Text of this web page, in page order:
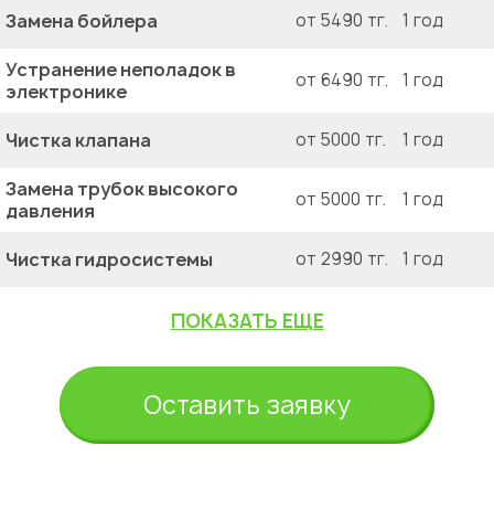
Замена бойлера от 5490 тг. 1 год
Устранение неполадок в
электронике
от 6490 тг. 1 год
Чистка клапана от 5000 тг. 1 год
Замена трубок высокого
давления
от 5000 тг. 1 год
Чистка гидросистемы от 2990 тг. 1 год
ПОКАЗАТЬ ЕЩЕ
Оставить заявку